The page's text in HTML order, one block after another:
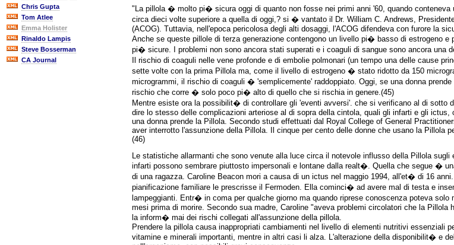
Chris Gupta
Tom Atlee
Emma Holister
Rinaldo Lampis
Steve Bosserman
CA Journal
"La pillola � molto pi� sicura oggi di quanto non fosse nei primi anni '60, quando
circa dieci volte superiore a quella di oggi,? si � vantato il Dr. William C. Andrews,
(ACOG). Tuttavia, nell'epoca pericolosa degli alti dosaggi, l'ACOG difendeva con furore la
Anche se queste pillole di terza generazione contengono un livello pi� basso di estrogeno
pi� sicure. I problemi non sono ancora stati superati e i coaguli di sangue sono ancora una
Il rischio di coaguli nelle vene profonde e di embolie polmonari (un tempo una delle cause
sette volte con la prima Pillola ma, come il livello di estrogeno � stato ridotto da 150
microgrammi, il rischio di coaguli � 'semplicemente' raddoppiato. Oggi, se una donna
rischio che corre � solo poco pi� alto di quello che si rischia in genere.(45)
Mentre esiste ora la possibilit� di controllare gli 'eventi avversi'. che si verificano al di
dire lo stesso delle complicazioni arteriose al di sopra della cintola, quali gli infarti e gli
una donna prende la Pillola. Secondo studi effettuati dal Royal College of General
aver interrotto l'assunzione della Pillola. Il cinque per cento delle donne che usano la Pillola
(46)
Le statistiche allarmanti che sono venute alla luce circa il notevole influsso della Pillola
infarti possono sembrare piuttosto impersonali e lontane dalla realt�. Quella che segue �
di una ragazza. Caroline Beacon mori a causa di un ictus nel maggio 1994, all'et� di 16
pianificazione familiare le prescrisse il Fermoden. Ella cominci� ad avere mal di testa e
lampeggianti. Entr� in coma per qualche giorno ma quando riprese conoscenza poteva
mesi prima di morire. Secondo sua madre, Caroline "aveva problemi circolatori che la Pillola
la inform� mai dei rischi collegati all'assunzione della pillola.
Prendere la pillola causa inappropriati cambiamenti nel livello di elementi nutritivi essenziali
vitamine e minerali importanti, mentre in altri casi li alza. L'alterazione della disponibilit� e